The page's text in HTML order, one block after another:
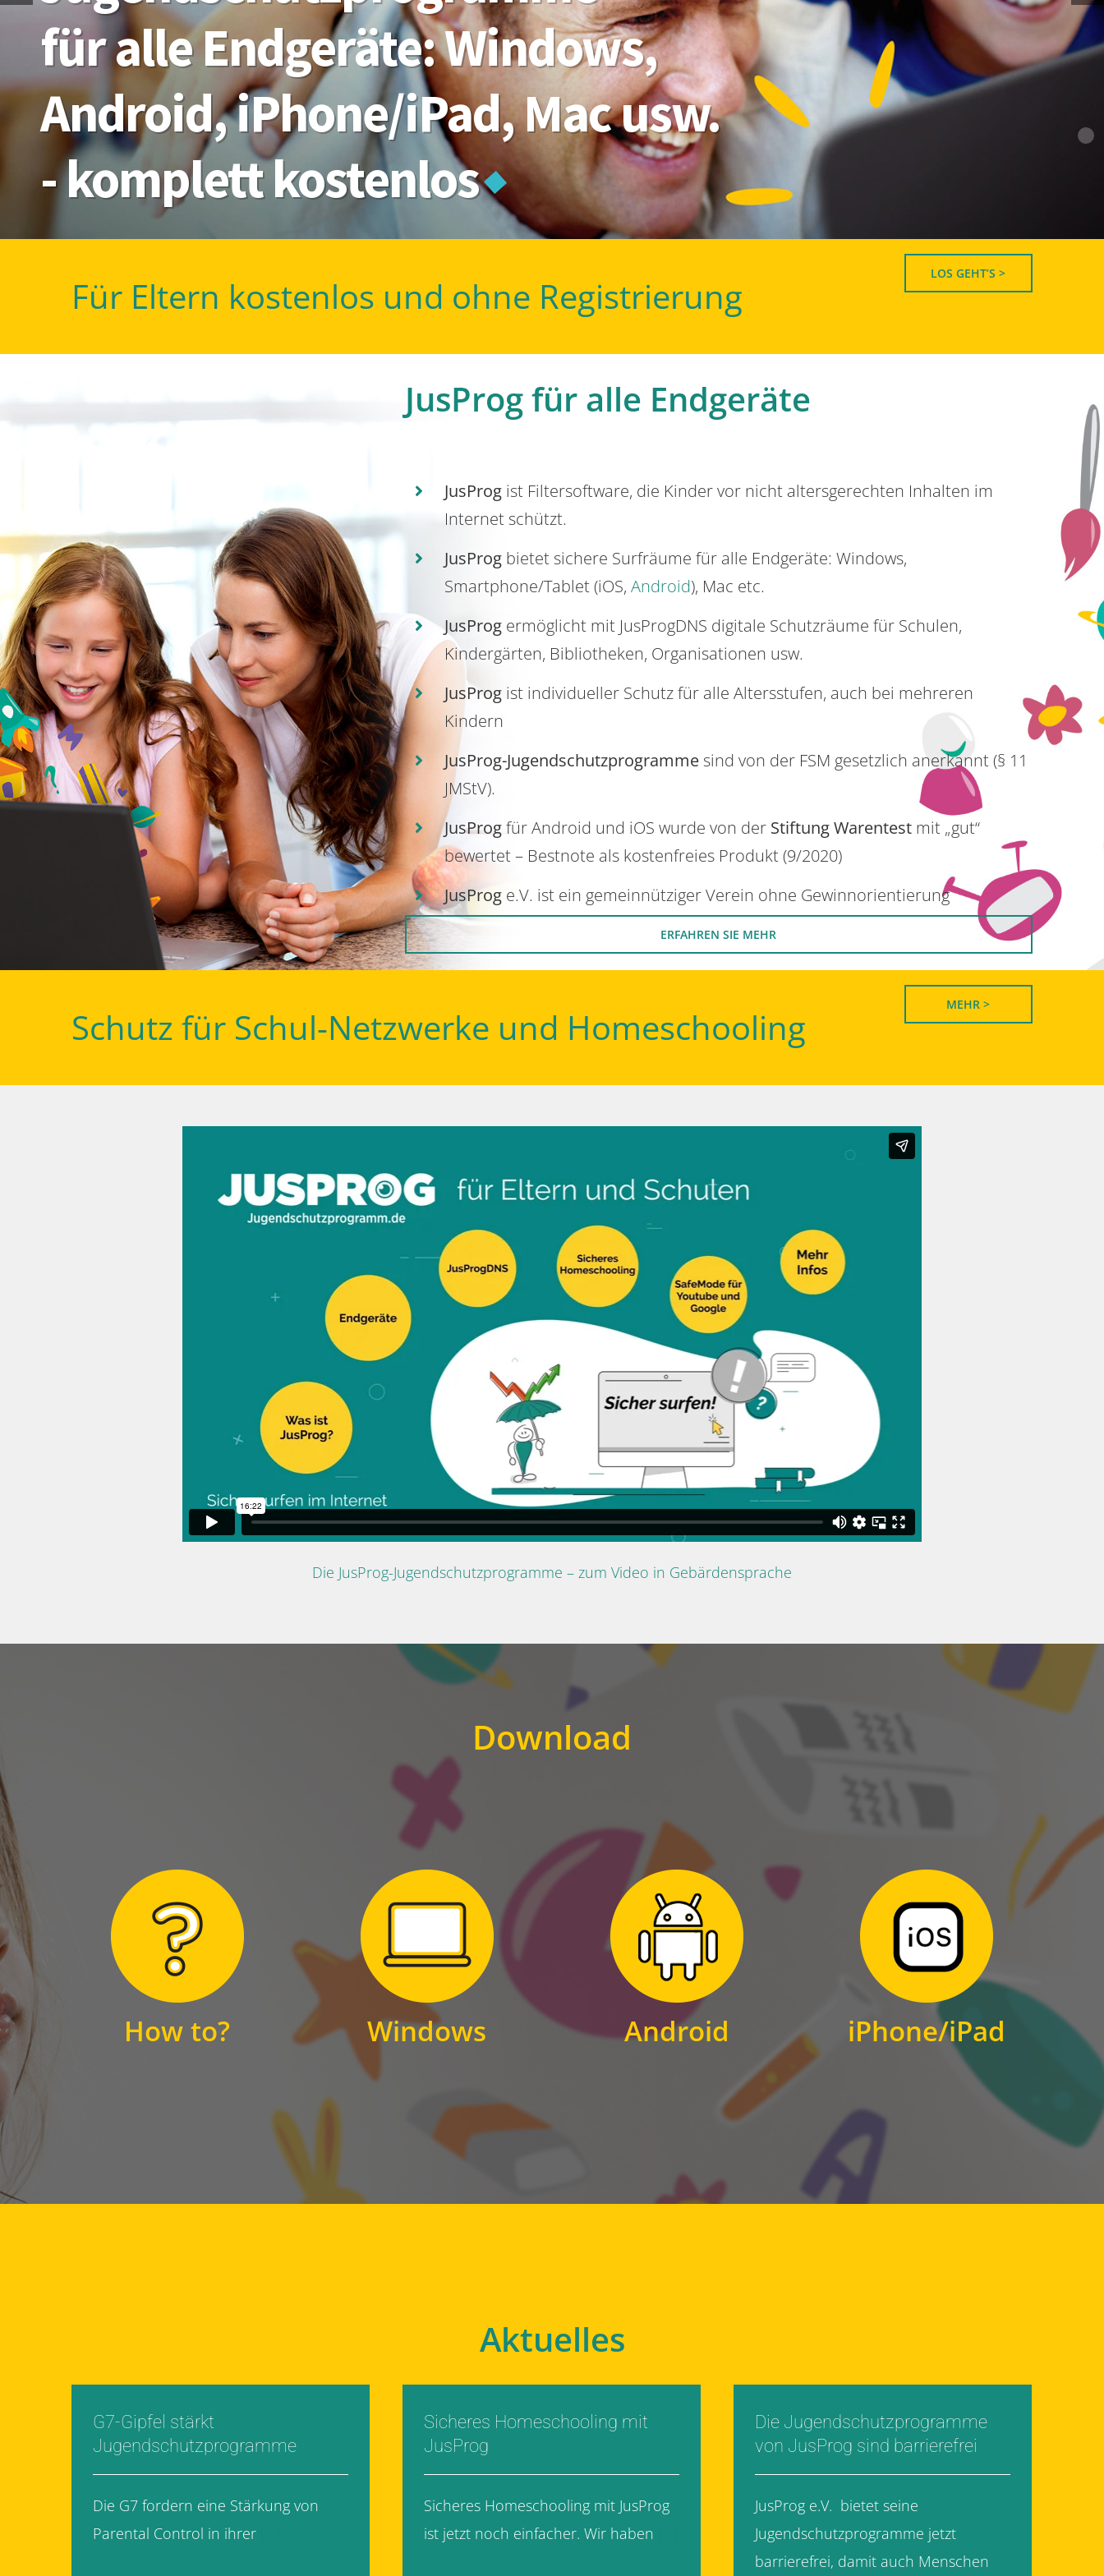
- komplett kostenlos
Android, iPhone/iPad, Mac usw.
für alle Endgeräte: Windows,
Für Eltern kostenlos und ohne Registrierung
LOS GEHT’S >
JusProg für alle Endgeräte
JusProgist Filtersoftware, die Kinder vor nicht altersgerechten Inhalten im
Internet schützt.
JusProgbietet sichere Surfräume für alle Endgeräte: Windows,
Smartphone/Tablet (iOS, Android), Mac etc.
JusProg ermöglicht mit JusProgDNS digitale Schutzräume für Schulen,
Kindergärten, Bibliotheken, Organisationen usw.
JusProgist individueller Schutz für alle Altersstufen, auch bei mehreren
Kindern
JusProg-Jugendschutzprogrammesind von der FSM gesetzlich anerkannt (§ 11
JMStV).
JusProgfür Android und iOS wurde von der Stiftung Warentestmit „gut“
bewertet – Bestnote als kostenfreies Produkt (9/2020)
JusProge.V. ist ein gemeinnütziger Verein ohne Gewinnorientierung
ERFAHREN SIE MEHR
Schutz für Schul-Netzwerke und Homeschooling
MEHR >
Die JusProg-Jugendschutzprogramme – zum Video in Gebärdensprache
Download
How to?
Hier finden Sie
Windows
Zum Download
für Windows
Android
Zum Download
für Android
iPhone/iPad
Zum Download
für iPhone und iPad
Aktuelles
G7-Gipfel stärkt
Jugendschutzprogramme
Die G7 fordern eine Stärkung von
Parental Control in ihrer
Sicheres Homeschooling mit
JusProg
Sicheres Homeschooling mit JusProg
ist jetzt noch einfacher. Wir haben
Die Jugendschutzprogramme
von JusProg sind barrierefrei
JusProg e.V. bietet seine
Jugendschutzprogramme jetzt
barrierefrei, damit auch Menschen